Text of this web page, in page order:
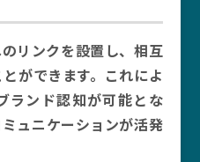
リンクを設置し、相互
ができます。これによ
ランド認知が可能とな
ュニケーションが活発